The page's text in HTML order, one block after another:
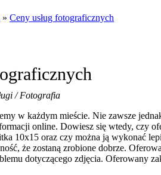
» Ceny usług fotograficznych
/ Fotografia
w każdym mieście. Nie zawsze
online. Dowiesz się wtedy, czy
10x15 oraz czy można ją wykonać
że zostaną zrobione dobrze.
dotyczącego zdjęcia. Oferowany